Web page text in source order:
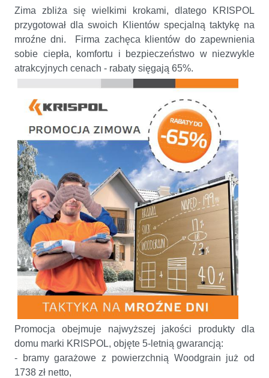
DNI
Zima zbliża się wielkimi krokami, dlatego KRISPOL
przygotował dla swoich Klientów specjalną taktykę na
mroźne dni. Firma zachęca klientów do zapewnienia
sobie ciepła, komfortu i bezpieczeństwo w niezwykle
atrakcyjnych cenach - rabaty sięgają 65%.
Promocja obejmuje najwyższej jakości produkty dla
domu marki KRISPOL, objęte 5-letnią gwarancją:
- bramy garażowe z powierzchnią Woodgrain już od
1738 zł netto,